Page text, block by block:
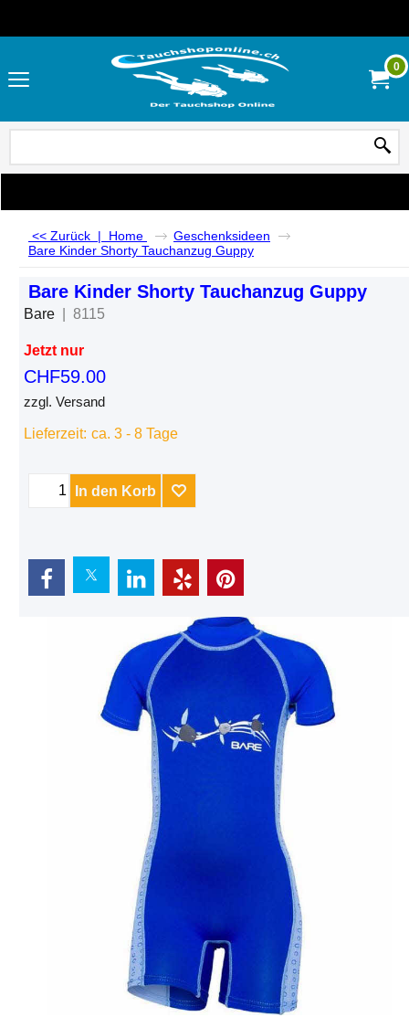
0
<< Zurück | Home
Geschenksideen
Bare Kinder Shorty Tauchanzug Guppy
Bare Kinder Shorty Tauchanzug Guppy
Bare 8115
Jetzt nur
CHF59.00
zzgl. Versand
Lieferzeit: ca. 3 - 8 Tage
In den Korb